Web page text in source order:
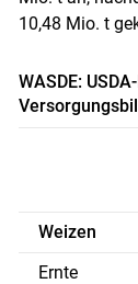
10,48 Mio. t
WASDE:
Weizen
Ernte